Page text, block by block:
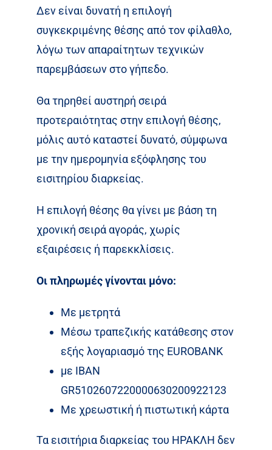
Δεν είναι δυνατή η επιλογή
συγκεκριμένης θέσης από τον φίλαθλο,
λόγω των απαραίτητων τεχνικών
παρεμβάσεων στο γήπεδο.
Θα τηρηθεί αυστηρή σειρά
προτεραιότητας στην επιλογή θέσης,
μόλις αυτό καταστεί δυνατό, σύμφωνα
με την ημερομηνία εξόφλησης του
εισιτηρίου διαρκείας.
Η επιλογή θέσης θα γίνει με βάση τη
χρονική σειρά αγοράς, χωρίς
εξαιρέσεις ή παρεκκλίσεις.
Οι πληρωμές γίνονται μόνο:
Με μετρητά
Μέσω τραπεζικής κατάθεσης στον
εξής λογαριασμό της EUROBANK
με IBAN
GR5102607220000630200922123
Με χρεωστική ή πιστωτική κάρτα
Τα εισιτήρια διαρκείας του ΗΡΑΚΛΗ δεν